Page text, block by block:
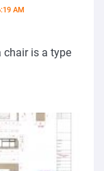
AM
chair is a type